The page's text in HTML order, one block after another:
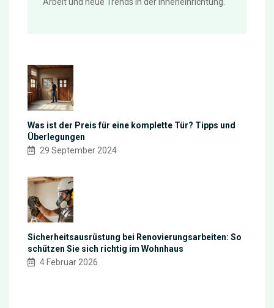
Was ist der Preis für eine komplette Tür? Tipps und
Überlegungen
29 September 2024
Sicherheitsausrüstung bei Renovierungsarbeiten: So
schützen Sie sich richtig im Wohnhaus
4 Februar 2026